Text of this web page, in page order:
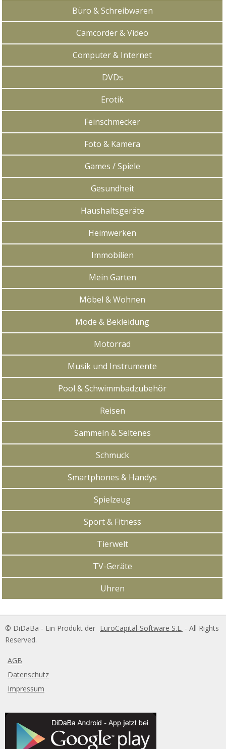
Büro & Schreibwaren
Camcorder & Video
Computer & Internet
DVDs
Erotik
Feinschmecker
Foto & Kamera
Games / Spiele
Gesundheit
Haushaltsgeräte
Heimwerken
Immobilien
Mein Garten
Möbel & Wohnen
Mode & Bekleidung
Motorrad
Musik und Instrumente
Pool & Schwimmbadzubehör
Reisen
Sammeln & Seltenes
Schmuck
Smartphones & Handys
Spielzeug
Sport & Fitness
Tierwelt
TV-Geräte
Uhren
DiDaBa Copyright
© DiDaBa - Ein Produkt der EuroCapital-Software S.L. - All Rights
Reserved.
AGB
Datenschutz
Impressum